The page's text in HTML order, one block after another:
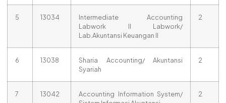
5 13034
Intermediate Accounting
Labwork II Labwork/
Lab.Akuntansi Keuangan II
2
6 13038
Sharia Accounting/ Akuntansi
Syariah
2
7 13042
Accounting Information System/
2